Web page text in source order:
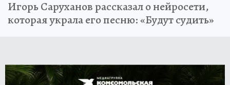
Игорь Саруханов рассказал о нейросети,
которая украла его песню: «Будут судить»